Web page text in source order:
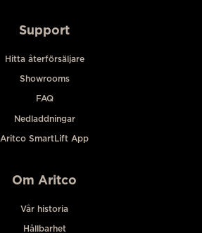
Support
Hitta återförsäljare
Showrooms
FAQ
Nedladdningar
Aritco SmartLift App
Om Aritco
Vår historia
Hållbarhet